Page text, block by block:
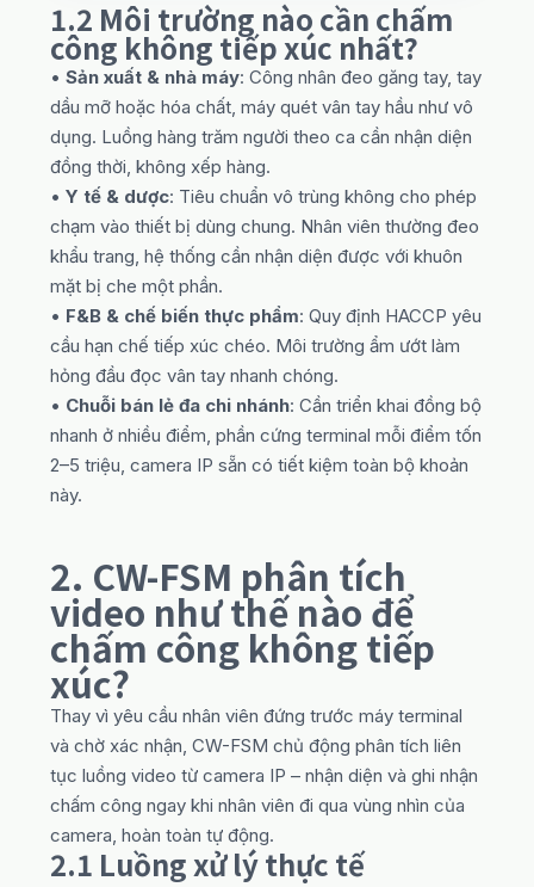
1.2 Môi trường nào cần chấm
công không tiếp xúc nhất?
•Sản xuất & nhà máy: Công nhân đeo găng tay, tay
dầu mỡ hoặc hóa chất, máy quét vân tay hầu như vô
dụng. Luồng hàng trăm người theo ca cần nhận diện
đồng thời, không xếp hàng.
• Y tế & dược: Tiêu chuẩn vô trùng không cho phép
chạm vào thiết bị dùng chung. Nhân viên thường đeo
khẩu trang, hệ thống cần nhận diện được với khuôn
mặt bị che một phần.
• F&B & chế biến thực phẩm: Quy định HACCP yêu
cầu hạn chế tiếp xúc chéo. Môi trường ẩm ướt làm
hỏng đầu đọc vân tay nhanh chóng.
• Chuỗi bán lẻ đa chi nhánh: Cần triển khai đồng bộ
nhanh ở nhiều điểm, phần cứng terminal mỗi điểm tốn
2–5 triệu, camera IP sẵn có tiết kiệm toàn bộ khoản
này.
2. CW-FSM phân tích
video như thế nào để
chấm công không tiếp
xúc?
Thay vì yêu cầu nhân viên đứng trước máy terminal
và chờ xác nhận, CW-FSM chủ động phân tích liên
tục luồng video từ camera IP – nhận diện và ghi nhận
chấm công ngay khi nhân viên đi qua vùng nhìn của
camera, hoàn toàn tự động.
2.1 Luồng xử lý thực tế